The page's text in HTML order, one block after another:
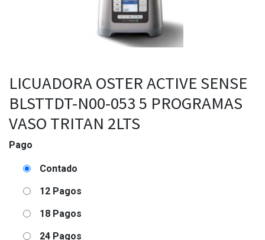
LICUADORA OSTER ACTIVE SENSE
BLSTTDT-N00-053 5 PROGRAMAS
VASO TRITAN 2LTS
Pago
Contado
12 Pagos
18 Pagos
24 Pagos